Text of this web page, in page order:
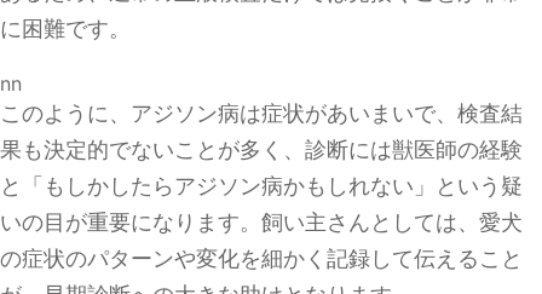
に困難です。
nn
このように、アジソン病は症状があいまいで、検査結
果も決定的でないことが多く、診断には獣医師の経験
と「もしかしたらアジソン病かもしれない」という疑
いの目が重要になります。飼い主さんとしては、愛犬
の症状のパターンや変化を細かく記録して伝えること